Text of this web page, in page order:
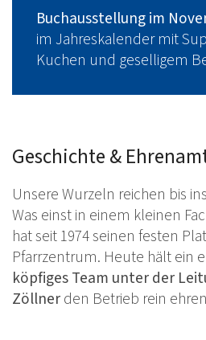
Buchausstellung im
im Jahreskalender mit
Kuchen und geselligem
Geschichte &
Unsere Wurzeln reichen bis
Was einst in einem kleinen
hat seit 1974 seinen festen
Pfarrzentrum. Heute hält ein
köpfiges Team unter der
Zöllnerden Betrieb rein